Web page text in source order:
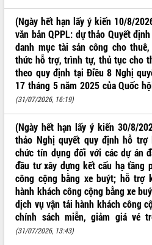
VIDEO
Trailer Lễ hội Sầu riêng Đắk Lắk năm
2026
Khám bệnh, cấp phát thuốc miễn phí
và tặng quà người dân xã Cư Pui
Hội nghị UBND tỉnh Đắk Lắk thường kỳ
tháng 7/2026
Lễ truy tặng danh hiệu “Bà Mẹ Việt
Nam Anh hùng” và trao Huân chương
Lao động
ALBUM ẢNH
(Ngày hết hạn lấy ý kiến 10/8/
văn bản QPPL: dự thảo Quyết
danh mục tài sản công cho
thức hỗ trợ, trình tự, thủ tục cho
theo quy định tại Điều 8 Nghị
17 tháng 5 năm 2025 của Quốc
(31/07/2026, 16:19)
(Ngày hết hạn lấy ý kiến 30/8/
thảo Nghị quyết quy định hỗ
chức tín dụng đối với các dự án
đầu tư xây dựng kết cấu hạ tầng
công cộng bằng xe buýt; hỗ trợ
hành khách công cộng bằng xe
dịch vụ vận tải hành khách công
chính sách miễn, giảm giá vé
(31/07/2026, 13:43)